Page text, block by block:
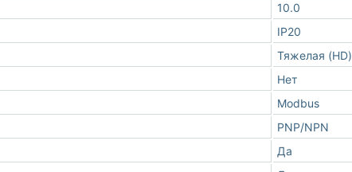
10.0
IP20
Тяжелая (HD)
Нет
Modbus
PNP/NPN
Да